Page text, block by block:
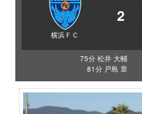
横浜ＦＣ
2
75分 松井 大輔
81分 戸島 章